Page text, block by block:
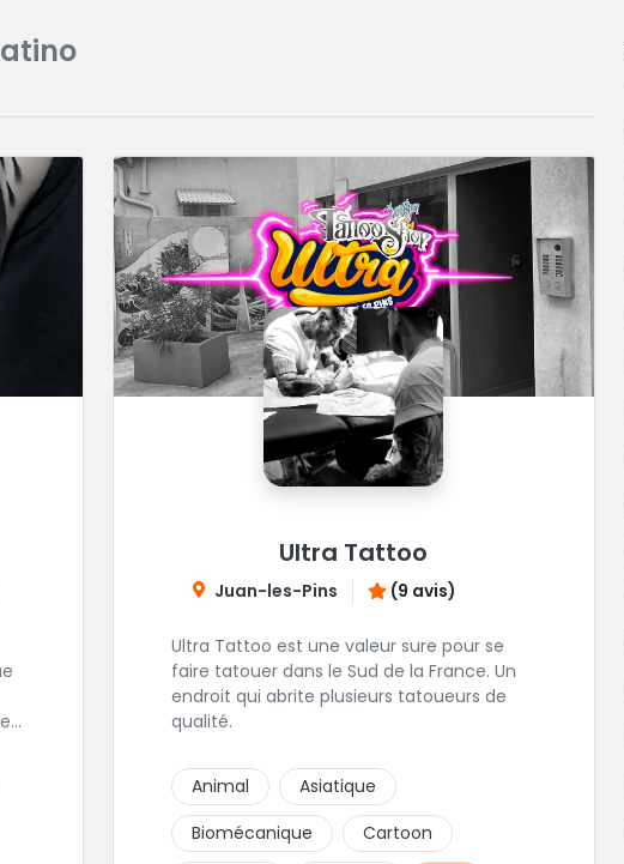
Ultra Tattoo
Juan-les-Pins (9 avis)
Ultra Tattoo est une valeur sure pour se
faire tatouer dans le Sud de la France. Un
endroit qui abrite plusieurs tatoueurs de
qualité.
Animal
Asiatique
Biomécanique
Cartoon